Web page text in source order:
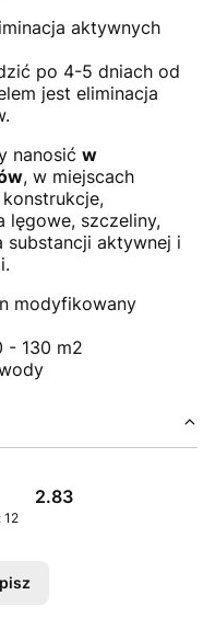
aktywnych
po 4-5 dniach od
jest eliminacja
nanosić w
, w miejscach
lęgowe, szczeliny,
substancji aktywnej i
modyfikowany
- 130 m2
2.83
12